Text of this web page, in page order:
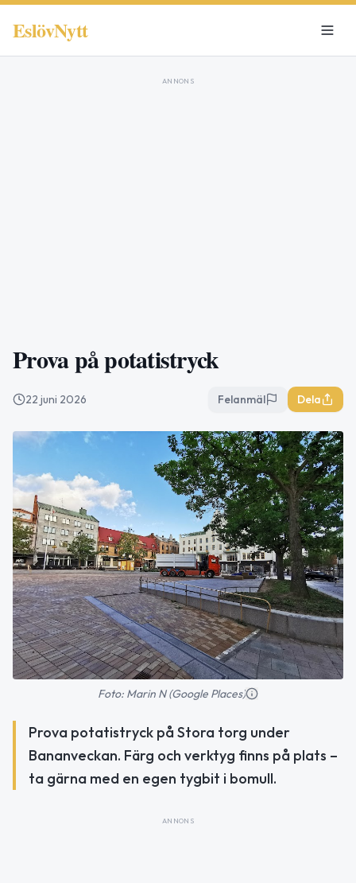
EslövNytt
ANNONS
Prova på potatistryck
22 juni 2026 Felanmäl Dela
Foto: Marin N (Google Places)
Prova potatistryck på Stora torg under
Bananveckan. Färg och verktyg finns på plats –
ta gärna med en egen tygbit i bomull.
ANNONS